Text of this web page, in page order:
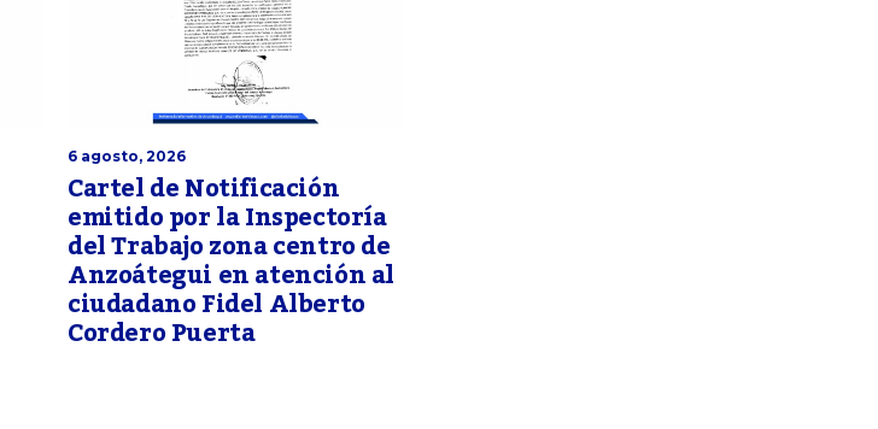
6 agosto, 2026
Cartel de Notificación
emitido por la Inspectoría
del Trabajo zona centro de
Anzoátegui en atención al
ciudadano Fidel Alberto
Cordero Puerta